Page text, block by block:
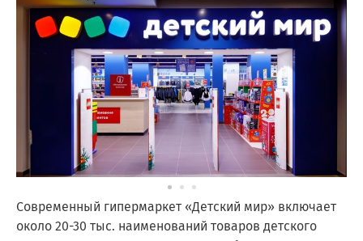
Современный гипермаркет «Детский мир» включает
около 20-30 тыс. наименований товаров детского